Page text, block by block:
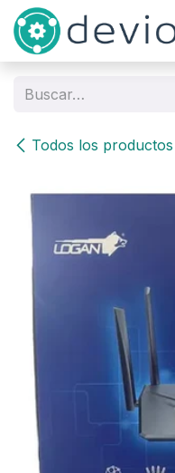
Ir al contenido
Todos los productos